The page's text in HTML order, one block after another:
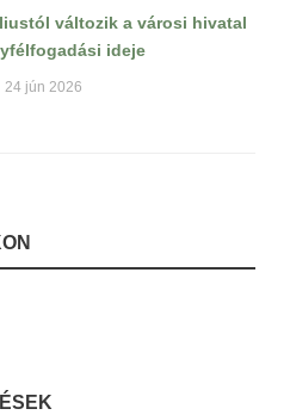
változik a városi hivatal
ideje
24 jún 2026